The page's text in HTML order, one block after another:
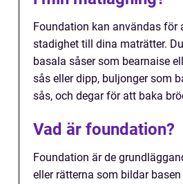
Foundation kan användas för
stadighet till dina maträtter.
basala såser som bearnaise
sås eller dipp, buljonger som
sås, och degar för att baka
Vad är foundation?
Foundation är de
eller rätterna som bildar